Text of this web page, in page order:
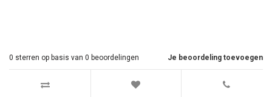
Je beoordeling toevoegen
0 sterren op basis van 0 beoordelingen